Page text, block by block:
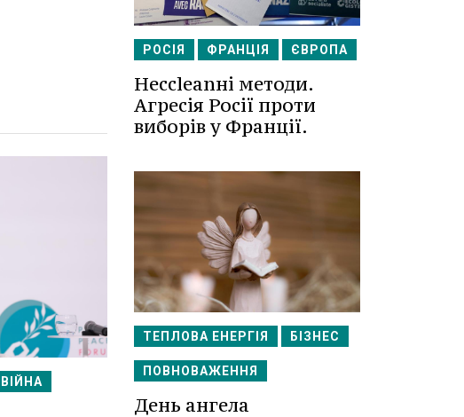
РОСІЯ ФРАНЦІЯ ЄВРОПА
Несcleanні методи.
Агресія Росії проти
виборів у Франції.
ТЕПЛОВА ЕНЕРГІЯ БІЗНЕС
ПОВНОВАЖЕННЯ
День ангела